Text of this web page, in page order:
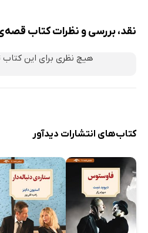
نقد، بررسی و نظرات کتاب
هیچ نظری برای این
کتاب‌های انتشارات دیدآور